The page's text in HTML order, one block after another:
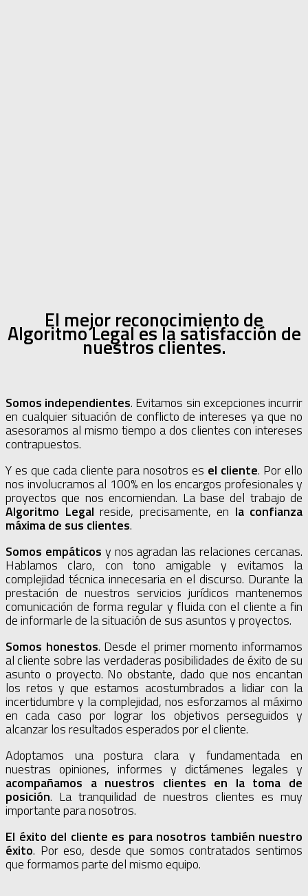
El mejor reconocimiento de
Algoritmo Legal es la satisfacción de
nuestros clientes.
Somos independientes. Evitamos sin excepciones incurrir
en cualquier situación de conflicto de intereses ya que no
asesoramos al mismo tiempo a dos clientes con intereses
contrapuestos.
Y es que cada cliente para nosotros es el cliente. Por ello
nos involucramos al 100% en los encargos profesionales y
proyectos que nos encomiendan. La base del trabajo de
Algoritmo Legal reside, precisamente, en la confianza
máxima de sus clientes.
Somos empáticos y nos agradan las relaciones cercanas.
Hablamos claro, con tono amigable y evitamos la
complejidad técnica innecesaria en el discurso. Durante la
prestación de nuestros servicios jurídicos mantenemos
comunicación de forma regular y fluida con el cliente a fin
de informarle de la situación de sus asuntos y proyectos.
Somos honestos. Desde el primer momento informamos
al cliente sobre las verdaderas posibilidades de éxito de su
asunto o proyecto. No obstante, dado que nos encantan
los retos y que estamos acostumbrados a lidiar con la
incertidumbre y la complejidad, nos esforzamos al máximo
en cada caso por lograr los objetivos perseguidos y
alcanzar los resultados esperados por el cliente.
Adoptamos una postura clara y fundamentada en
nuestras opiniones, informes y dictámenes legales y
acompañamos a nuestros clientes en la toma de
posición. La tranquilidad de nuestros clientes es muy
importante para nosotros.
El éxito del cliente es para nosotros también nuestro
éxito. Por eso, desde que somos contratados sentimos
que formamos parte del mismo equipo.